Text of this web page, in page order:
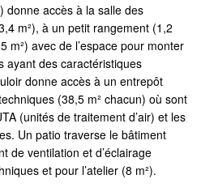
donne accès à la salle des
m²), à un petit rangement (1,2
m²) avec de l’espace pour monter
ayant des caractéristiques
donne accès à un entrepôt
(38,5 m² chacun) où sont
(unités de traitement d’air) et les
Un patio traverse le bâtiment
de ventilation et d’éclairage
et pour l’atelier (8 m²).